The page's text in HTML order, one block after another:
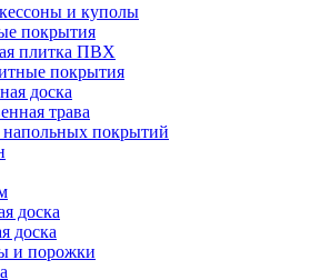
и куполы
покрытия
плитка ПВХ
покрытия
доска
трава
напольных покрытий
доска
доска
и порожки